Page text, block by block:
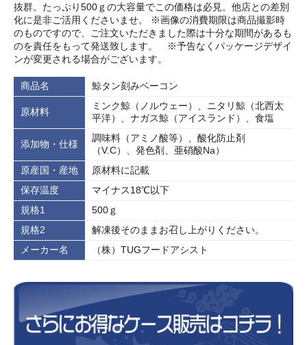
抜群。たっぷり500ｇの大容量でこの価格は必見。他店との差別
化に是非ご活用くださいませ。 ※画像の消費期限は商品撮影時
のものですので、ご注文いただきました際は十分な期間があるも
のを責任をもって発送致します。 ※予告なくパッケージデザイ
ンが変更される場合がございます。
商品名 鯨タン刻みベーコン
原材料
ミンク鯨（ノルウェー）、ニタリ鯨（北西太
平洋）、ナガス鯨（アイスランド）、食塩
添加物・仕様
調味料（アミノ酸等）、酸化防止剤
（V.C）、発色剤、亜硝酸Na）
原産国・産地
原材料に記載
保存温度
マイナス18℃以下
規格1
500ｇ
規格2
解凍後そのままお召し上がりください。
メーカー名
（株）TUGフードアシスト